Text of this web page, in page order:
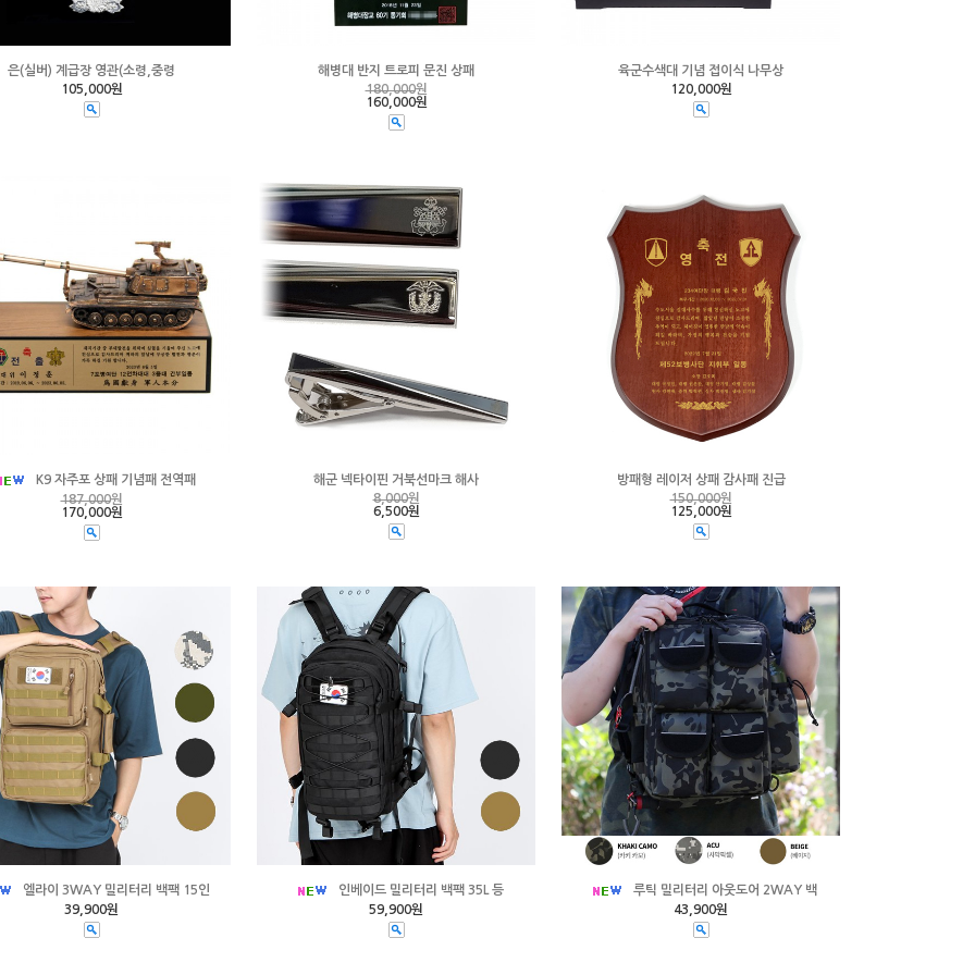
은(실버) 계급장 영관(소령,중령
105,000원
해병대 반지 트로피 문진 상패
180,000원
160,000원
육군수색대 기념 접이식 나무상
120,000원
K9 자주포 상패 기념패 전역패
187,000원
170,000원
해군 넥타이핀 거북선마크 해사
8,000원
6,500원
방패형 레이저 상패 감사패 진급
150,000원
125,000원
엘라이 3WAY 밀리터리 백팩 15인
39,900원
인베이드 밀리터리 백팩 35L 등
59,900원
루틱 밀리터리 아웃도어 2WAY 백
43,900원